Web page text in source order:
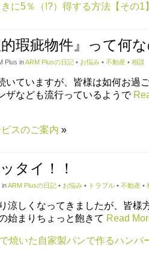
に5％（!?）得する方法【その1】
的瑕疵物件』って何な
Plus inARM Plusの日記 • お悩み • 不動産 • 相談
いていますが、皆様は如何お過
ザなども流行っているようで
スのご案内 »
タイ！！
inARM Plusの日記 • お悩み • トラブル • 不動産 •
涼しくなってきましたが、皆様
始まりちょっと飽きて Read
焼いた自家製パンで作るハンバ